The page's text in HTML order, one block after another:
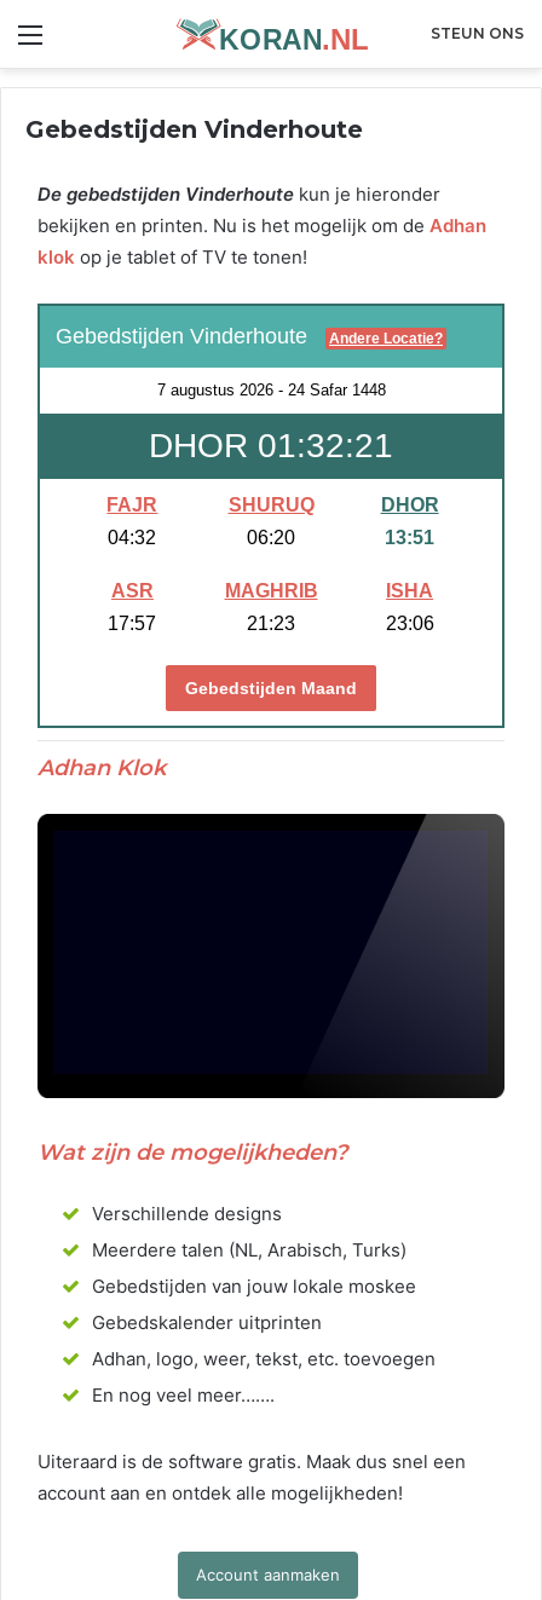
STEUN ONS
Gebedstijden Vinderhoute
De gebedstijden Vinderhoute kun je hieronder
bekijken en printen. Nu is het mogelijk om de Adhan
klok op je tablet of TV te tonen!
Gebedstijden Vinderhoute Andere Locatie?
7 augustus 2026- 24 Safar 1448
DHOR 01:32:21
FAJR
04:32
SHURUQ
06:20
DHOR
13:51
ASR
17:57
MAGHRIB
21:23
ISHA
23:06
Gebedstijden Maand
Adhan Klok
Wat zijn de mogelijkheden?
Verschillende designs
Meerdere talen (NL, Arabisch, Turks)
Gebedstijden van jouw lokale moskee
Gebedskalender uitprinten
Adhan, logo, weer, tekst, etc. toevoegen
En nog veel meer…….
Uiteraard is de software gratis. Maak dus snel een
account aan en ontdek alle mogelijkheden!
Account aanmaken